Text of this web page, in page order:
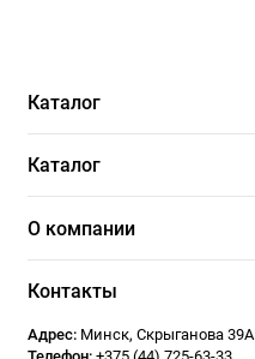
Каталог
Каталог
О компании
Контакты
Адрес: Минск, Скрыганова 39А